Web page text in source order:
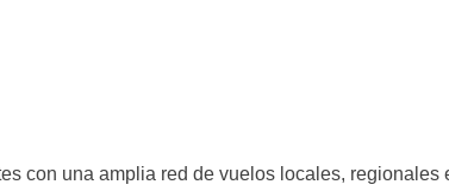
con una amplia red de vuelos locales,